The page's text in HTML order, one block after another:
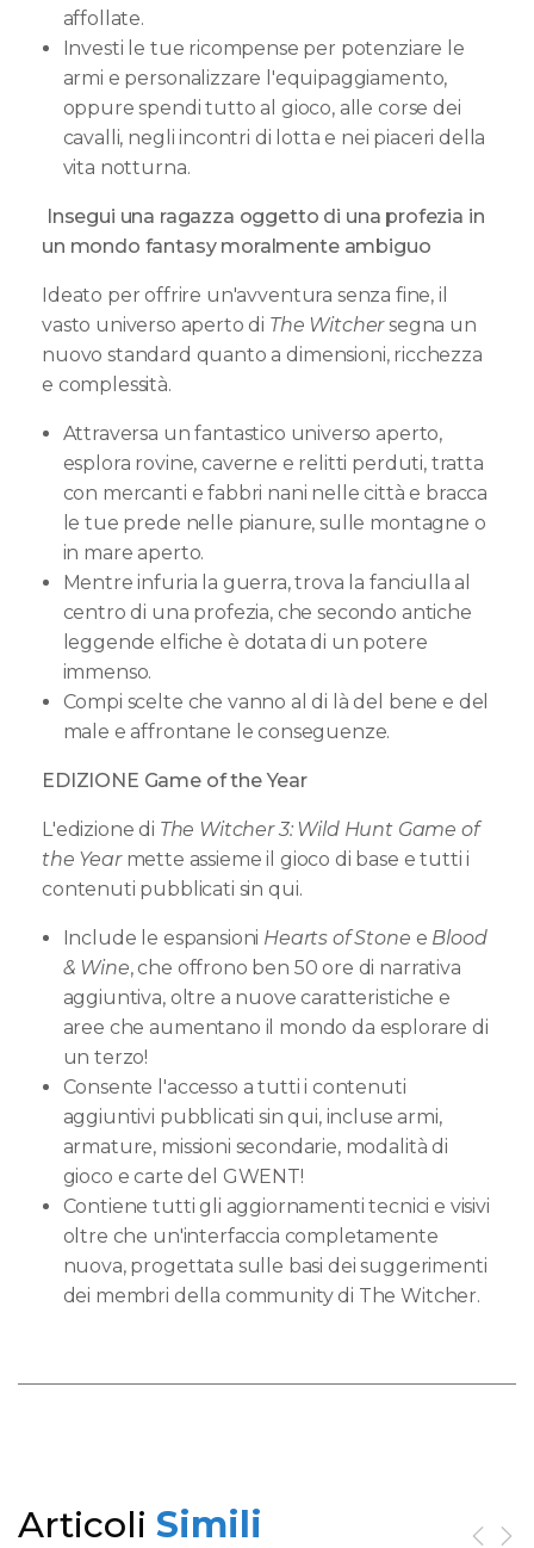
affollate.
Investi le tue ricompense per potenziare le
armi e personalizzare l'equipaggiamento,
oppure spendi tutto al gioco, alle corse dei
cavalli, negli incontri di lotta e nei piaceri della
vita notturna.
Insegui una ragazza oggetto di una profezia in
un mondo fantasy moralmente ambiguo
Ideato per offrire un'avventura senza fine, il
vasto universo aperto di The Witchersegna un
nuovo standard quanto a dimensioni, ricchezza
e complessità.
Attraversa un fantastico universo aperto,
esplora rovine, caverne e relitti perduti, tratta
con mercanti e fabbri nani nelle città e bracca
le tue prede nelle pianure, sulle montagne o
in mare aperto.
Mentre infuria la guerra, trova la fanciulla al
centro di una profezia, che secondo antiche
leggende elfiche è dotata di un potere
immenso.
Compi scelte che vanno al di là del bene e del
male e affrontane le conseguenze.
EDIZIONE Game of the Year
L'edizione di The Witcher 3: Wild Hunt Game of
the Yearmette assieme il gioco di base e tutti i
contenuti pubblicati sin qui.
Include le espansioni Hearts of Stone e Blood
& Wine, che offrono ben 50 ore di narrativa
aggiuntiva, oltre a nuove caratteristiche e
aree che aumentano il mondo da esplorare di
un terzo!
Consente l'accesso a tutti i contenuti
aggiuntivi pubblicati sin qui, incluse armi,
armature, missioni secondarie, modalità di
gioco e carte del GWENT!
Contiene tutti gli aggiornamenti tecnici e visivi
oltre che un'interfaccia completamente
nuova, progettata sulle basi dei suggerimenti
dei membri della community di The Witcher.
Articoli Simili